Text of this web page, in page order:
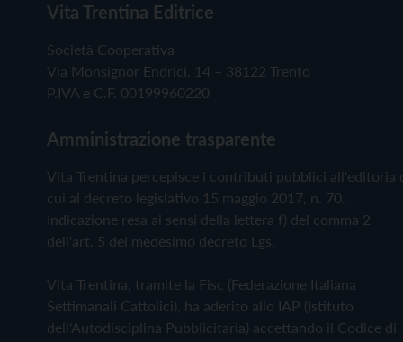
Vita Trentina Editrice
Società Cooperativa
Via Monsignor Endrici, 14 – 38122 Trento
P.IVA e C.F. 00199960220
Amministrazione trasparente
Vita Trentina percepisce i contributi pubblici all'editoria
cui al decreto legislativo 15 maggio 2017, n. 70.
Indicazione resa ai sensi della lettera f) del comma 2
dell'art. 5 del medesimo decreto Lgs.
Vita Trentina, tramite la Fisc (Federazione Italiana
Settimanali Cattolici), ha aderito allo IAP (Istituto
dell'Autodisciplina Pubblicitaria) accettando il Codice di